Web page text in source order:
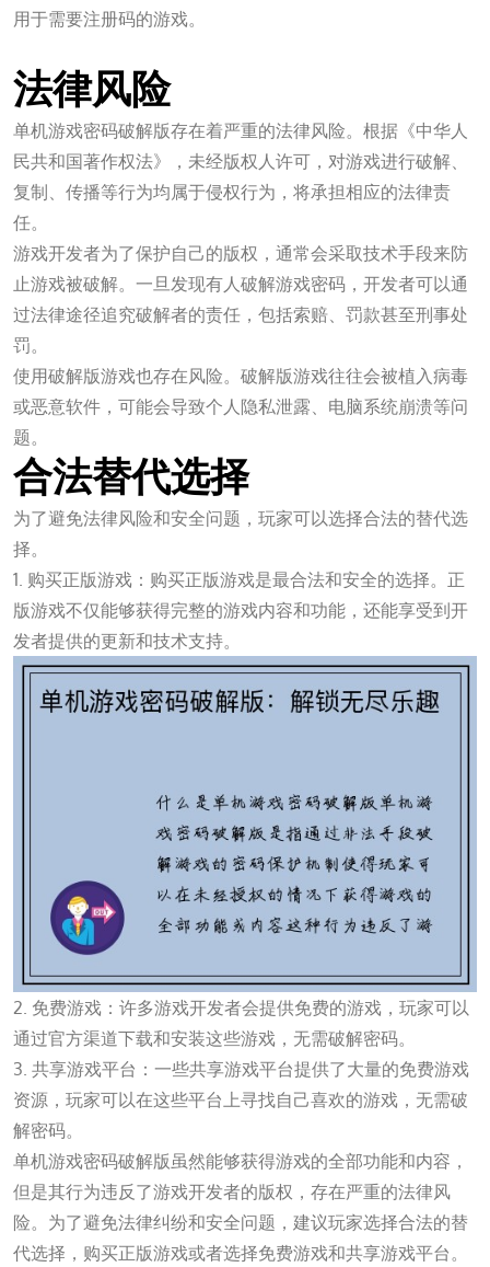
用于需要注册码的游戏。
法律风险
单机游戏密码破解版存在着严重的法律风险。根据《中华人
民共和国著作权法》，未经版权人许可，对游戏进行破解、
复制、传播等行为均属于侵权行为，将承担相应的法律责
任。
游戏开发者为了保护自己的版权，通常会采取技术手段来防
止游戏被破解。一旦发现有人破解游戏密码，开发者可以通
过法律途径追究破解者的责任，包括索赔、罚款甚至刑事处
罚。
使用破解版游戏也存在风险。破解版游戏往往会被植入病毒
或恶意软件，可能会导致个人隐私泄露、电脑系统崩溃等问
题。
合法替代选择
为了避免法律风险和安全问题，玩家可以选择合法的替代选
择。
1. 购买正版游戏：购买正版游戏是最合法和安全的选择。正
版游戏不仅能够获得完整的游戏内容和功能，还能享受到开
发者提供的更新和技术支持。
2. 免费游戏：许多游戏开发者会提供免费的游戏，玩家可以
通过官方渠道下载和安装这些游戏，无需破解密码。
3. 共享游戏平台：一些共享游戏平台提供了大量的免费游戏
资源，玩家可以在这些平台上寻找自己喜欢的游戏，无需破
解密码。
单机游戏密码破解版虽然能够获得游戏的全部功能和内容，
但是其行为违反了游戏开发者的版权，存在严重的法律风
险。为了避免法律纠纷和安全问题，建议玩家选择合法的替
代选择，购买正版游戏或者选择免费游戏和共享游戏平台。